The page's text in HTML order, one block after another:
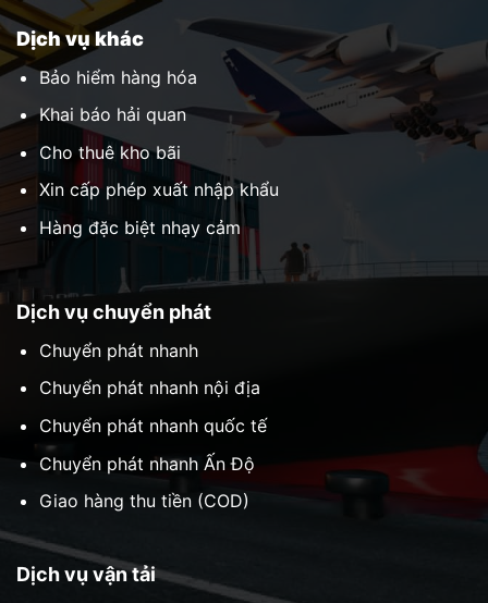
Dịch vụ chuyển phát
Chuyển phát nhanh
Chuyển phát nhanh nội địa
Chuyển phát nhanh quốc tế
Chuyển phát nhanh Ấn Độ
Giao hàng thu tiền (COD)
Dịch vụ vận tải
Dịch vụ khác
Bảo hiểm hàng hóa
Khai báo hải quan
Cho thuê kho bãi
Xin cấp phép xuất nhập khẩu
Hàng đặc biệt nhạy cảm